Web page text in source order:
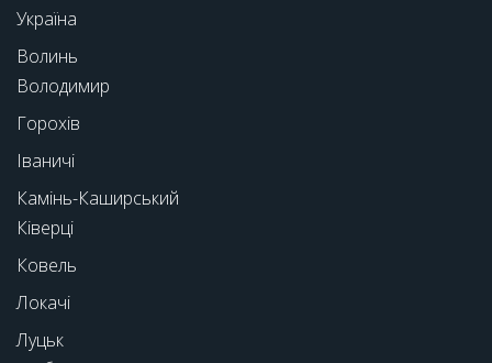
Україна
Волинь
Володимир
Горохів
Іваничі
Камінь-Каширський
Ківерці
Ковель
Локачі
Луцьк